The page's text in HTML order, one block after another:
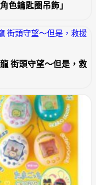
色鑰匙圈吊飾」
街頭守望～但是，救